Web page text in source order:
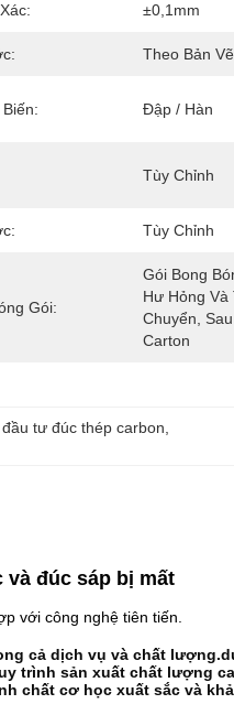
±0,1mm
Theo Bản
Đập / Hàn
Tùy Chỉnh
Tùy Chỉnh
Gói:
Gói Bong
Hư Hỏng Và
Chuyển,
Carton
tư đúc thép carbon
đúc sáp bị mất
với công nghệ tiên tiến.
cả dịch vụ và chất
trình sản xuất chất lượng
chất cơ học xuất sắc và